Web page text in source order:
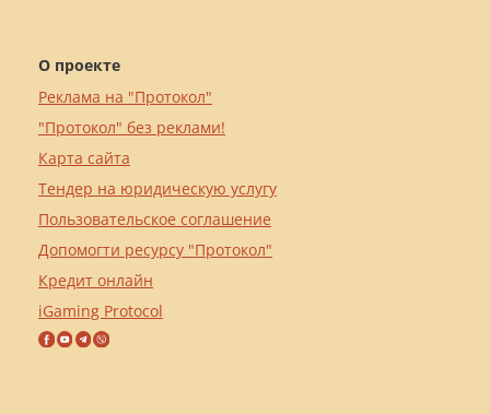
О проекте
Реклама на "Протокол"
"Протокол" без реклами!
Карта сайта
Тендер на юридическую услугу
Пользовательское соглашение
Допомогти ресурсу "Протокол"
Кредит онлайн
iGaming Protocol